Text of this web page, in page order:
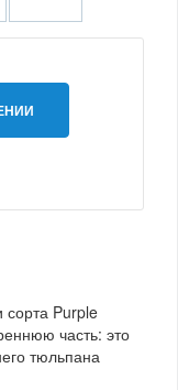
сорта Purple
часть: это
тюльпана